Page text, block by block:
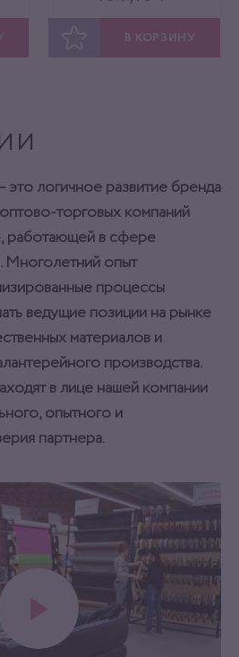
В КОРЗИНУ
логичное развитие бренда
торговых компаний
работающей в сфере
Многолетний опыт
процессы
ведущие позиции на рынке
материалов и
производства.
в лице нашей компании
опытного и
партнера.